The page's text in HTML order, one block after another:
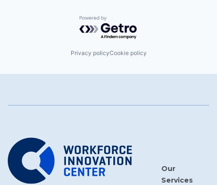
Powered by Getro.com
Privacy policyCookie policy
Our
Services